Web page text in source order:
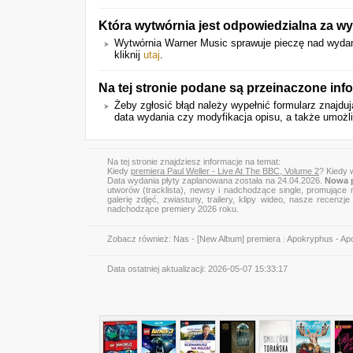
Która wytwórnia jest odpowiedzialna za
Wytwórnia Warner Music sprawuje pieczę nad
kliknij utaj.
Na tej stronie podane są przeinaczone
Żeby zgłosić błąd należy wypełnić formularz
data wydania czy modyfikacja opisu, a także
Na tej stronie znajdziesz informacje na temat:
Kiedy premiera Paul Weller - Live At The BBC, Volume 2? Kiedy
Data wydania płyty zaplanowana została na 24.04.2026. Nowa
utworów (tracklista), newsy i nadchodzące single, promujące
galerię zdjęć, zwiastuny, trailery, klipy wideo, nasze
nadchodzące premiery 2026 roku.
Zobacz również: Nas - [New Album] premiera Apokryphus -
Data ostatniej aktualizacji: 2026-05-07 15:33:17